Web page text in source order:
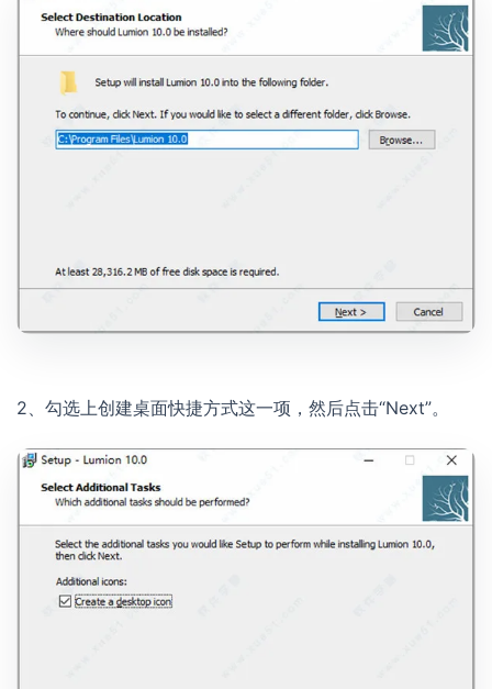
2、勾选上创建桌面快捷方式这一项，然后点击“Next”。